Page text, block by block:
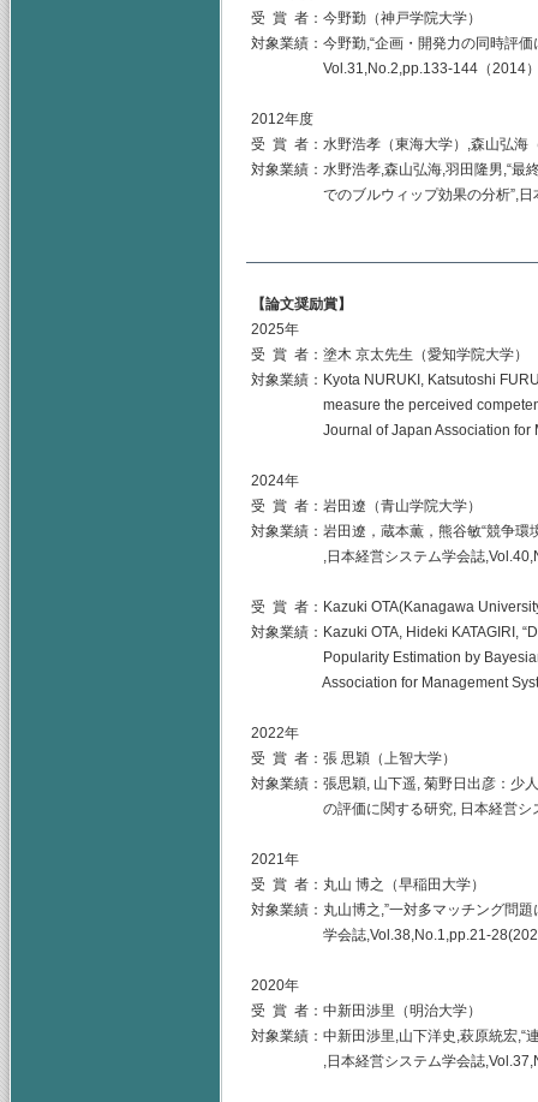
受 賞 者：今野勤（神戸学院大学）
対象業績：今野勤,“企画・開発力の同時評
Vol.31,No.2,pp.133-144（2014
2012年度
受 賞 者：水野浩孝（東海大学）,森山弘海
対象業績：水野浩孝,森山弘海,羽田隆男,“最
でのブルウィップ効果の分析”,日本経
【論文奨励賞】
2025年
受 賞 者：塗木 京太先生（愛知学院大学）
対象業績：Kyota NURUKI, Katsutoshi
measure the perceived competence
Journal of Japan Association for
2024年
受 賞 者：岩田遼（青山学院大学）
対象業績：岩田遼，蔵本薫，熊谷敏“競争
,日本経営システム学会誌
受 賞 者：Kazuki OTA(Kanagawa
対象業績：Kazuki OTA, Hideki KATAGIRI,
Popularity Estimation by Bayesian
Association for Management
2022年
受 賞 者：張 思穎（上智大学）
対象業績：張思穎, 山下遥, 菊野日出彦：少
の評価に関する研究, 日本経営システ
2021年
受 賞 者：丸山 博之（早稲田大学）
対象業績：丸山博之,”一対多マッチング問
学会誌,Vol.38,No.1,pp.21-
2020年
受 賞 者：中新田渉里（明治大学）
対象業績：中新田渉里,山下洋史,萩原統宏,“
,日本経営システム学会誌